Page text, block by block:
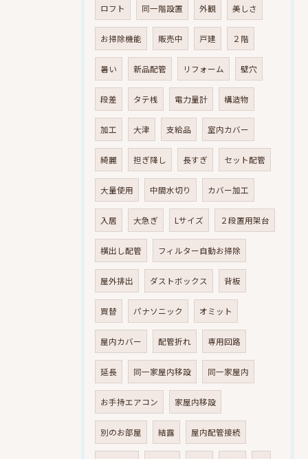
ロフト 同一階設置 外観 美しさ
お掃除機能 販売中 戸建 ２階
暑い 新品配管 リフォーム 壁穴
段差 タテ桟 電力量計 構造物
加工 大津 支給品 室内カバー
綺麗 担ぎ降し 長すぎ セット配管
大量使用 中間水切り カバー加工
入居 大急ぎ Lサイズ ２段置用架台
横出し配管 フィルター自動お掃除
屋外排出 ダストボックス 背板
買替 パナソニック オミット
屋内カバー 配管折れ 専用回路
延長 同一家屋内移設 同一家屋内
お手持エアコン 家屋内移設
別のお部屋 結露 屋内配管接続